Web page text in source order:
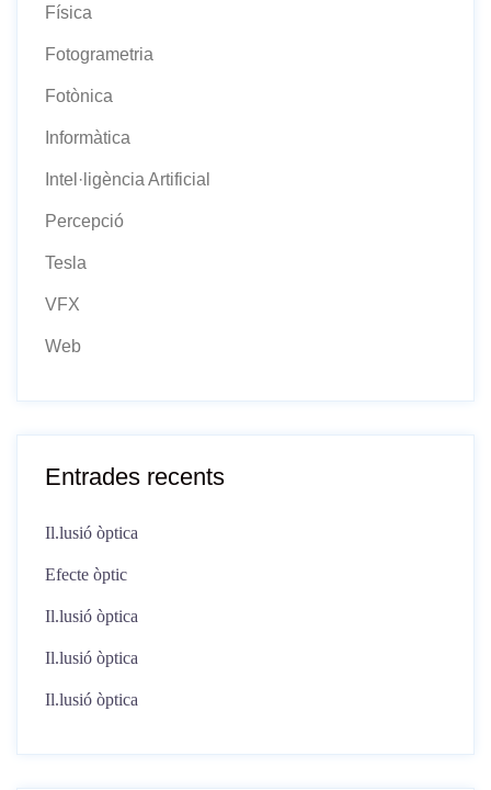
Física
Fotogrametria
Fotònica
Informàtica
Intel·ligència Artificial
Percepció
Tesla
VFX
Web
Entrades recents
Il.lusió òptica
Efecte òptic
Il.lusió òptica
Il.lusió òptica
Il.lusió òptica